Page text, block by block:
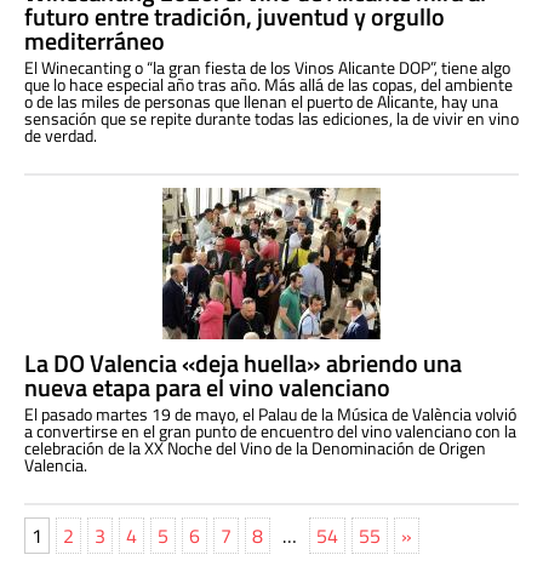
futuro entre tradición, juventud y orgullo
mediterráneo
El Winecanting o “la gran fiesta de los Vinos Alicante DOP”, tiene algo
que lo hace especial año tras año. Más allá de las copas, del ambiente
o de las miles de personas que llenan el puerto de Alicante, hay una
sensación que se repite durante todas las ediciones, la de vivir en vino
de verdad.
La DO Valencia «deja huella» abriendo una
nueva etapa para el vino valenciano
El pasado martes 19 de mayo, el Palau de la Música de València volvió
a convertirse en el gran punto de encuentro del vino valenciano con la
celebración de la XX Noche del Vino de la Denominación de Origen
Valencia.
1 2 3 4 5 6 7 8 … 54 55 »